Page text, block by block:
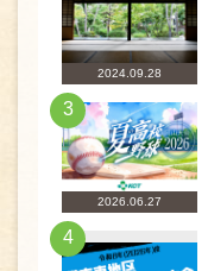
2024.09.28
3
2026.06.27
4